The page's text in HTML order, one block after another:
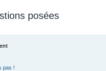
posées
pas !